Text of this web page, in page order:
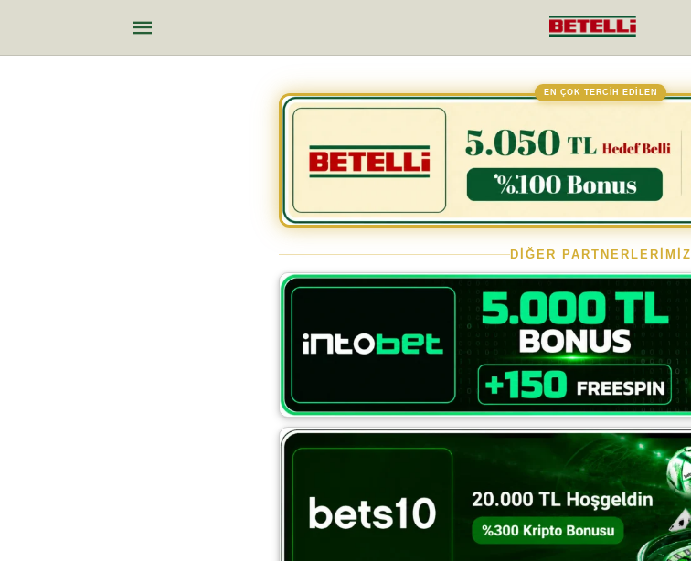
EN ÇOK TERCİH EDİLEN
DİĞER PARTNERLERİMİZ